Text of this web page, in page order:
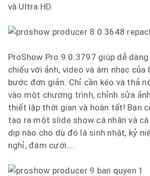
và Ultra HD.
ProShow Pro 9.0.3797 giúp dễ
chiếu với ảnh, video và âm nhạc
bước đơn giản. Chỉ cần kéo và thả
vào một chương trình, chỉnh sửa
thiết lập thời gian và hoàn tất! Bạn
tạo ra một slide show cá nhân và
dịp nào cho dù đó là sinh nhật, kỷ
nghỉ, đám cưới….